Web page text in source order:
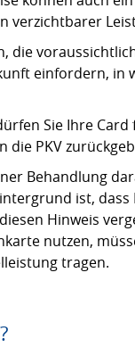
verzichtbarer
die
einfordern,
Sie Ihre
die PKV
Behandlung
ist,
Hinweis
nutzen,
tragen.